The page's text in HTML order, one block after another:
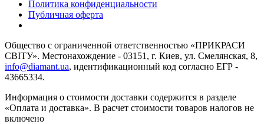
Политика конфиденциальности
Публичная оферта
Общество с ограниченной ответственностью «ПРИКРАСИ
СВІТУ». Местонахождение - 03151, г. Киев, ул. Смелянская, 8,
info@diamant.ua, идентификационный код согласно ЕГР -
43665334.
Информация о стоимости доставки содержится в разделе
«Оплата и доставка». В расчет стоимости товаров налогов не
включено